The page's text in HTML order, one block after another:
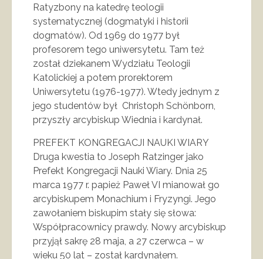
Ratyzbony na katedrę teologii
systematycznej (dogmatyki i historii
dogmatów). Od 1969 do 1977 był
profesorem tego uniwersytetu. Tam też
został dziekanem Wydziału Teologii
Katolickiej a potem prorektorem
Uniwersytetu (1976-1977). Wtedy jednym z
jego studentów był Christoph Schönborn,
przyszły arcybiskup Wiednia i kardynał.
PREFEKT KONGREGACJI NAUKI WIARY
Druga kwestia to Joseph Ratzinger jako
Prefekt Kongregacji Nauki Wiary. Dnia 25
marca 1977 r. papież Paweł VI mianował go
arcybiskupem Monachium i Fryzyngi. Jego
zawołaniem biskupim stały się słowa:
Współpracownicy prawdy. Nowy arcybiskup
przyjął sakrę 28 maja, a 27 czerwca – w
wieku 50 lat – został kardynałem.